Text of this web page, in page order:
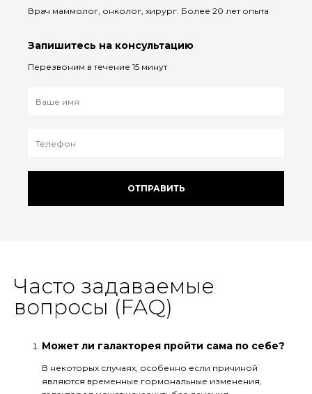
Врач маммолог, онколог, хирург. Более 20 лет опыта
Запишитесь на консультацию
Перезвоним в течение 15 минут
ОТПРАВИТЬ
Часто задаваемые
вопросы (FAQ)
Может ли галакторея пройти сама по себе?
В некоторых случаях, особенно если причиной
являются временные гормональные изменения,